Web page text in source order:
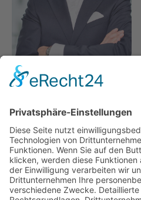
Patric Heberlein
Tel.
+49-89-21528687-7
ph@heberlein-consultants.de